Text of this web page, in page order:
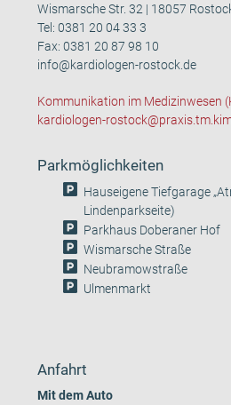
Wismarsche Str. 32 | 18057
Tel:0381 20 04 33 3
Fax: 0381 20 87 98 10
info@kardiologen-rostock.de
Kommunikation im Medizinwesen
kardiologen-
Parkmöglichkeiten
Hauseigene Tiefgarage
Lindenparkseite)
Parkhaus Doberaner Hof
Wismarsche Straße
Neubramowstraße
Ulmenmarkt
Anfahrt
Mit dem Auto